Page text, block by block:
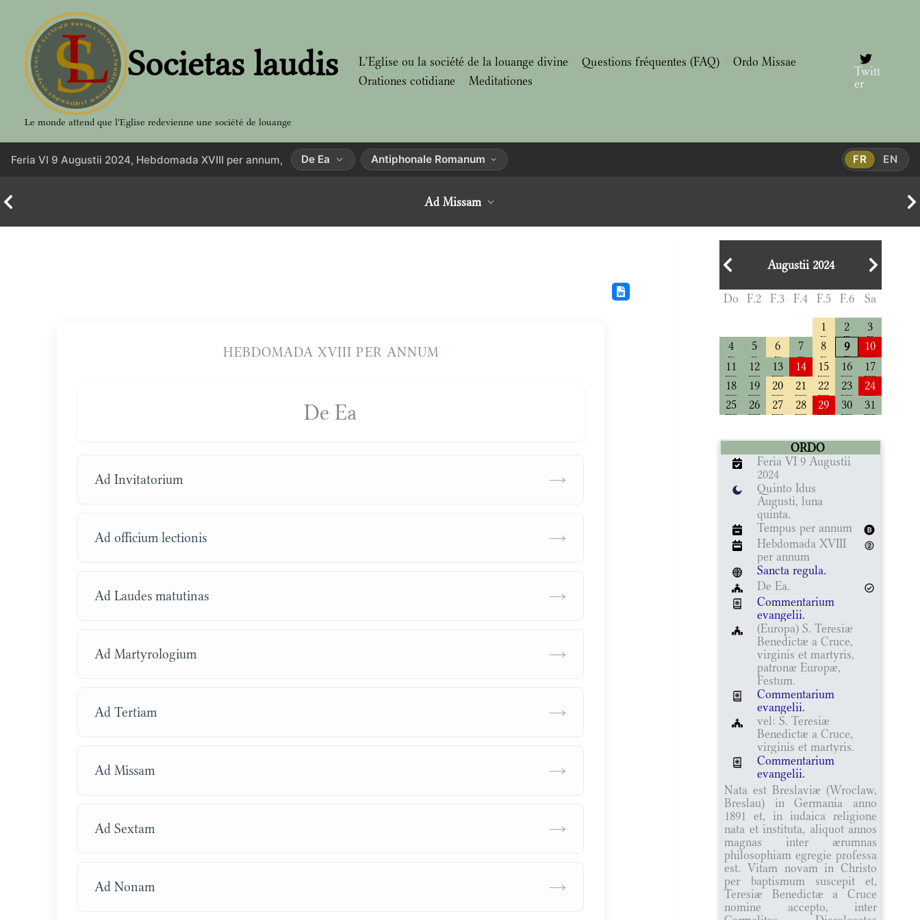
contenu
Societas laudis
Le monde attend que l'Eglise redevienne une société de louange
L’Eglise ou la société de la louange divine Questions fréquentes (FAQ)
Ordo Missae
Orationes cotidiane
Meditationes
Twitt
er
Feria VI 9 Augustii 2024, Hebdomada XVIII per annum, De Ea Antiphonale Romanum FR EN
Ad Missam
HEBDOMADA XVIII PER ANNUM
De Ea
Ad Invitatorium →
Ad officium lectionis →
Ad Laudes matutinas →
Ad Martyrologium →
Ad Tertiam →
Ad Missam →
Ad Sextam →
Ad Nonam →
Augustii 2024
Do F.2 F.3 F.4 F.5 F.6 Sa
1 2
3
4
5 6 7 8 9
10
11
12 13 14 15 16
17
18
19 20 21 22 23
24
25
26 27 28 29 30 31
ORDO
Feria VI 9 Augustii
2024
Quinto Idus
Augusti, luna
quinta.
Tempus per annum
Hebdomada XVIII
per annum
Sancta regula.
De Ea.
Commentarium
evangelii.
(Europa) S. Teresiæ
Benedictæ a Cruce,
virginis et martyris,
patronæ Europæ,
Festum.
Commentarium
evangelii.
vel: S. Teresiæ
Benedictæ a Cruce,
virginis et martyris.
Commentarium
evangelii.
Nata est Breslaviæ (Wroclaw,
Breslau) in Germania anno
1891 et, in iudaica religione
nata et instituta, aliquot annos
magnas inter ærumnas
philosophiam egregie professa
est. Vitam novam in Christo
per baptismum suscepit et,
Teresiæ Benedictæ a Cruce
nomine accepto, inter